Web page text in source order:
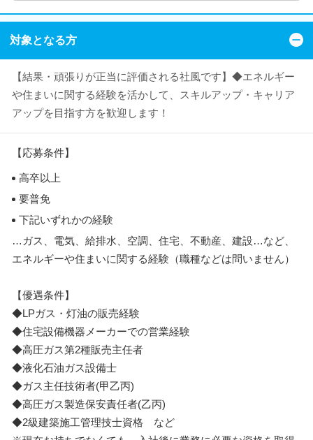
対象となる方
【結果・頑張りが正当に評価される社風です】◆エネルギー
や住まいに関する経験を活かして、スキルアップ・キャリア
アップを目指す方を歓迎します！
【応募条件】
高卒以上
要普免
下記いずれかの経験
…ガス、電気、給排水、空調、住宅、不動産、建設…など、
エネルギーや住まいに関する経験（職種などは問いません）
【優遇条件】
◆LPガス・灯油の販売経験
◆住宅設備機器メーカーでの営業経験
◆高圧ガス第2種販売主任者
◆液化石油ガス設備士
◆ガス主任技術者(甲乙丙)
◆高圧ガス製造保安責任者(乙丙)
◆2級建築施工管理技士資格 など